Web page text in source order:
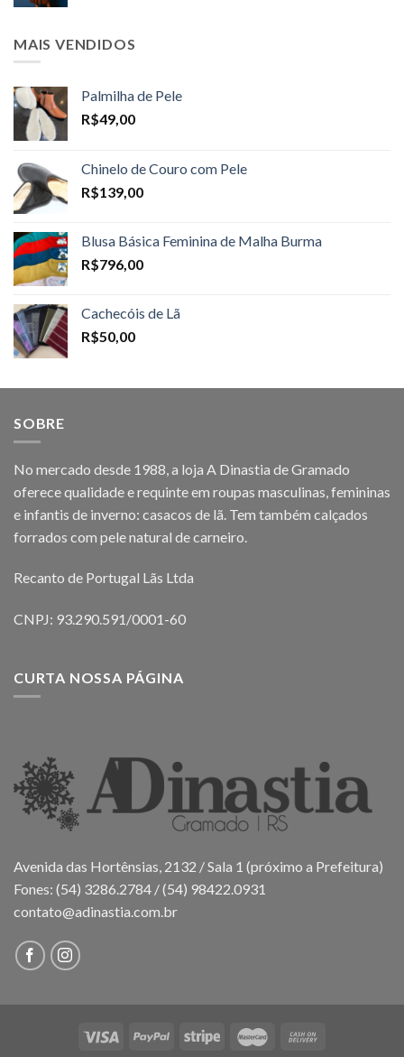
MAIS VENDIDOS
Palmilha de Pele
R$49,00
Chinelo de Couro com Pele
R$139,00
Blusa Básica Feminina de Malha Burma
R$796,00
Cachecóis de Lã
R$50,00
SOBRE
No mercado desde 1988, a loja A Dinastia de Gramado
oferece qualidade e requinte em roupas masculinas, femininas
e infantis de inverno: casacos de lã. Tem também calçados
forrados com pele natural de carneiro.
Recanto de Portugal Lãs Ltda
CNPJ: 93.290.591/0001-60
CURTA NOSSA PÁGINA
Avenida das Hortênsias, 2132 / Sala 1 (próximo a Prefeitura)
Fones: (54) 3286.2784 / (54) 98422.0931
contato@adinastia.com.br